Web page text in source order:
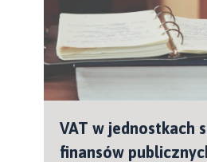
VAT w jednostkach
finansów